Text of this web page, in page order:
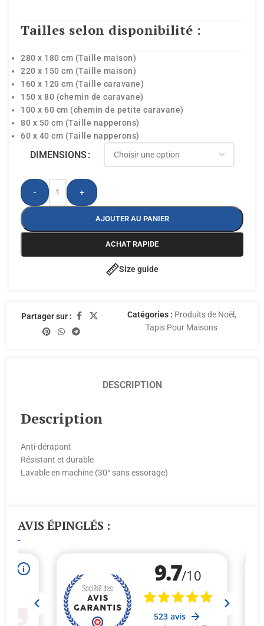
Tailles selon disponibilité :
280 x 180 cm (Taille maison)
220 x 150 cm (Taille maison)
160 x 120 cm (Taille caravane)
150 x 80 (chemin de caravane)
100 x 60 cm (chemin de petite caravane)
80 x 50 cm (Taille napperons)
60 x 40 cm (Taille napperons)
DIMENSIONS
- +
AJOUTER AU PANIER
ACHAT RAPIDE
Size guide
Partager sur : Catégories : Produits de Noël ,
Tapis Pour Maisons
DESCRIPTION
Description
Anti-dérapant
Résistant et durable
Lavable en machine (30° sans essorage)
AVIS ÉPINGLÉS :